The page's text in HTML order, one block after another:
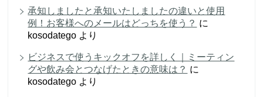
承知しましたと承知いたしましたの違いと使用
例！お客様へのメールはどっちを使う？ に
kosodatego より
ビジネスで使うキックオフを詳しく｜ミーティン
グや飲み会とつなげたときの意味は？ に
kosodatego より